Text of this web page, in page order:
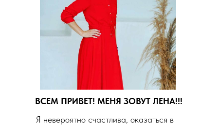
Я невероятно счастлива, оказаться в
ВСЕМ ПРИВЕТ! МЕНЯ ЗОВУТ ЛЕНА!!!